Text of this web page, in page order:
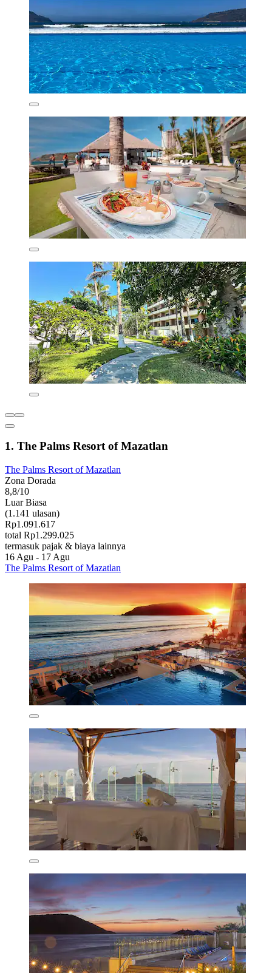
1. The Palms Resort of Mazatlan
The Palms Resort of Mazatlan
Zona Dorada
8,8/10
Luar Biasa
(1.141 ulasan)
Rp1.091.617
total Rp1.299.025
termasuk pajak & biaya lainnya
16 Agu - 17 Agu
The Palms Resort of Mazatlan